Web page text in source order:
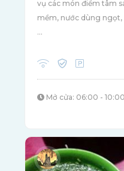
vụ các món điểm tâm
mềm, nước dùng ngọt,
...
Mở cửa: 06:00 - 10:00